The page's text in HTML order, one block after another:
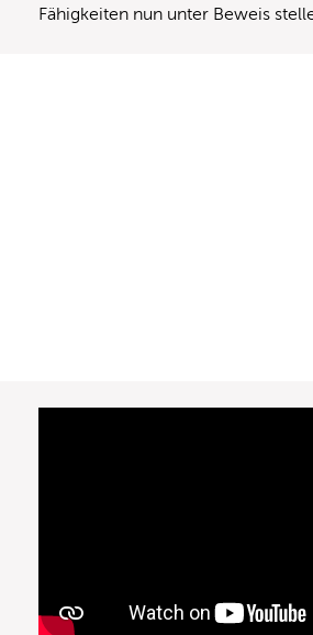
Fähigkeiten nun unter Beweis